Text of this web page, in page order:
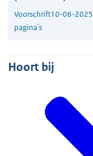
Voorschrift10-06-2025
pagina's
Hoort bij